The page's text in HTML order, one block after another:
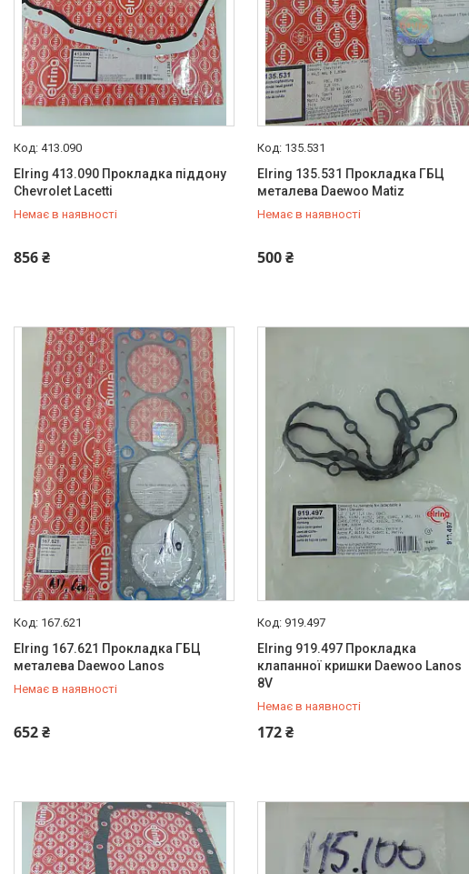
413.090
Elring 413.090 Прокладка піддону
Chevrolet Lacetti
Немає в наявності
856 ₴
+380 (95) 487-34-43
135.531
Elring 135.531 Прокладка ГБЦ
металева Daewoo Matiz
Немає в наявності
500 ₴
+380 (95) 487-34-43
167.621
Elring 167.621 Прокладка ГБЦ
металева Daewoo Lanos
Немає в наявності
652 ₴
+380 (95) 487-34-43
919.497
Elring 919.497 Прокладка
клапанної кришки Daewoo Lanos
8V
Немає в наявності
172 ₴
+380 (95) 487-34-43